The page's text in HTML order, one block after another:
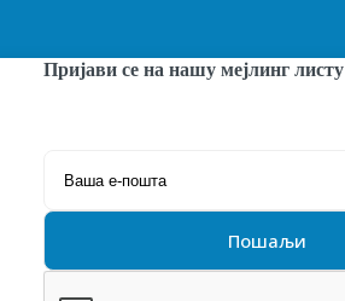
Пријави се на нашу мејлинг листу